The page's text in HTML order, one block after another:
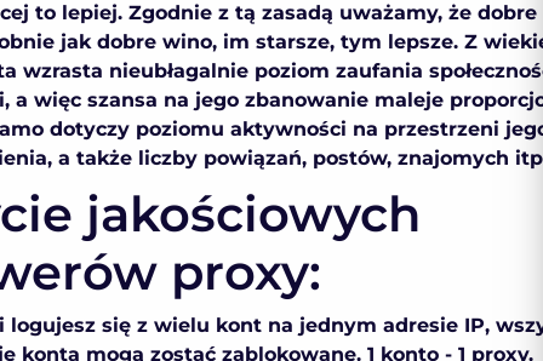
to lepiej. Zgodnie z tą zasadą uważamy, że dobre
jak dobre wino, im starsze, tym lepsze. Z
wzrasta nieubłagalnie poziom zaufania
a więc szansa na jego zbanowanie maleje
dotyczy poziomu aktywności na przestrzeni
a także liczby powiązań, postów, znajomych
jakościowych
proxy:
logujesz się z wielu kont na jednym adresie IP,
konta mogą zostać zablokowane. 1 konto - 1 proxy.